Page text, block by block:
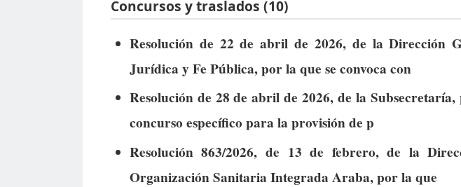
Concursos y traslados (10)
Resolución de 22 de abril de 2026, de la Dirección
Jurídica y Fe Pública, por la que se convoca con
Resolución de 28 de abril de 2026, de la Subsecretaría,
concurso específico para la provisión de p
Resolución 863/2026, de 13 de febrero, de la
Organización Sanitaria Integrada Araba, por la que